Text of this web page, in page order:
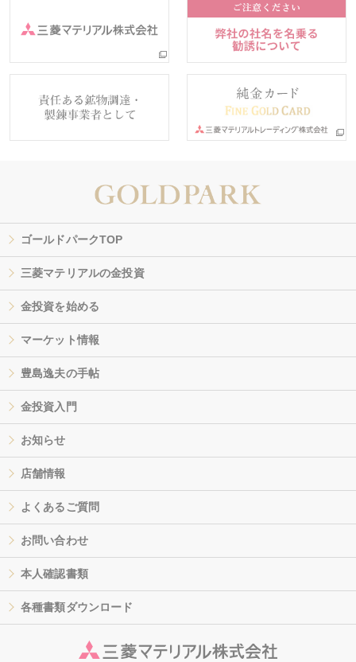
ゴールドパークTOP
三菱マテリアルの金投資
金投資を始める
マーケット情報
豊島逸夫の手帖
金投資入門
お知らせ
店舗情報
よくあるご質問
お問い合わせ
本人確認書類
各種書類ダウンロード